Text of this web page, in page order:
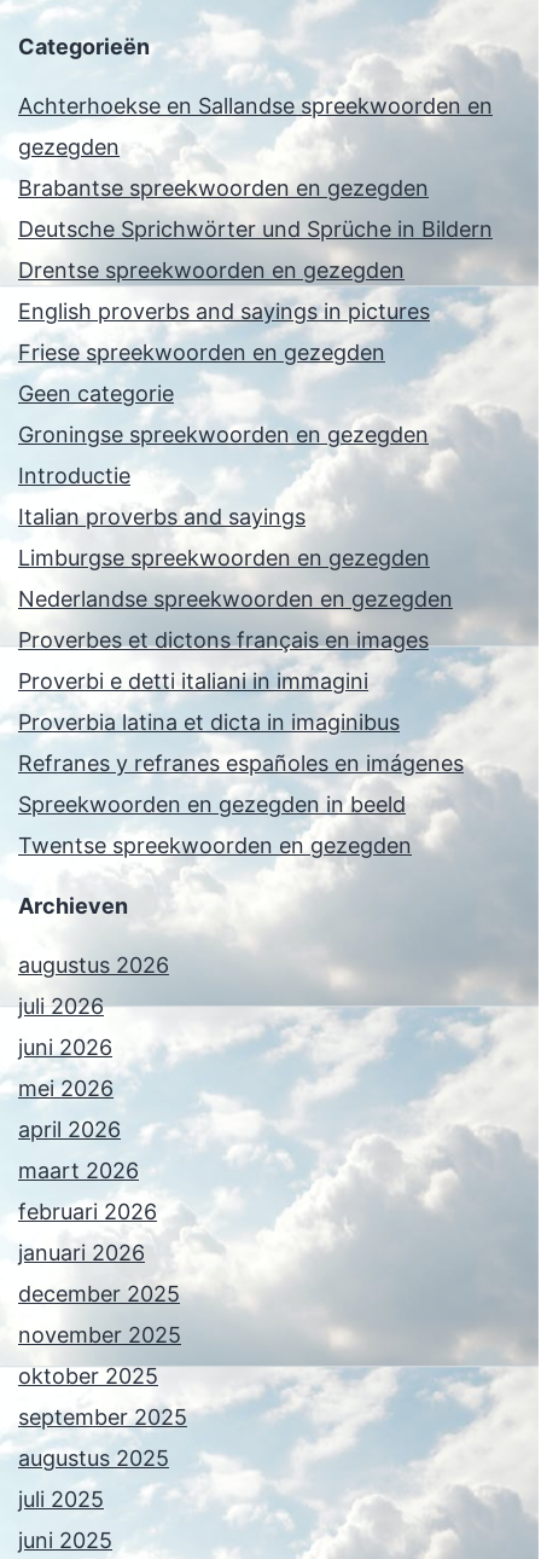
Categorieën
Achterhoekse en Sallandse spreekwoorden en
gezegden
Brabantse spreekwoorden en gezegden
Deutsche Sprichwörter und Sprüche in Bildern
Drentse spreekwoorden en gezegden
English proverbs and sayings in pictures
Friese spreekwoorden en gezegden
Geen categorie
Groningse spreekwoorden en gezegden
Introductie
Italian proverbs and sayings
Limburgse spreekwoorden en gezegden
Nederlandse spreekwoorden en gezegden
Proverbes et dictons français en images
Proverbi e detti italiani in immagini
Proverbia latina et dicta in imaginibus
Refranes y refranes españoles en imágenes
Spreekwoorden en gezegden in beeld
Twentse spreekwoorden en gezegden
Archieven
augustus 2026
juli 2026
juni 2026
mei 2026
april 2026
maart 2026
februari 2026
januari 2026
december 2025
november 2025
oktober 2025
september 2025
augustus 2025
juli 2025
juni 2025